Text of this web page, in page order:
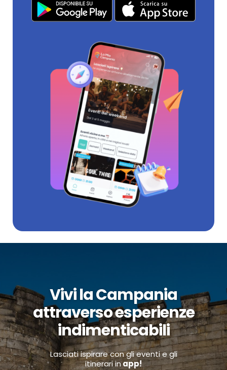
Vivi la Campania
attraverso esperienze
indimenticabili
Lasciati ispirare con gli eventi e gli
itinerari inapp!